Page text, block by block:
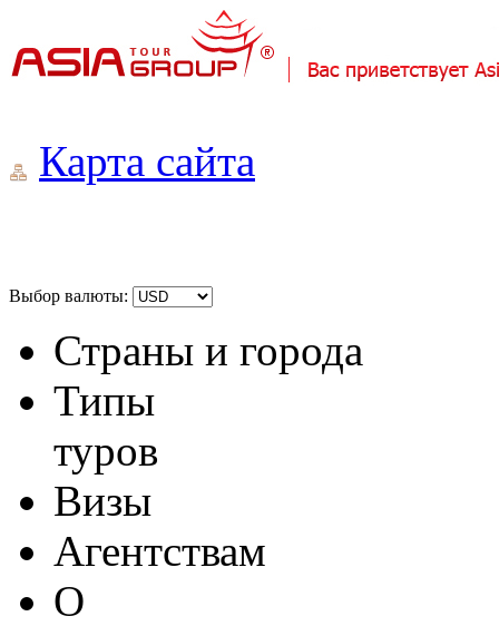
Карта сайта
Выбор валюты:
Страны и города
Типы
туров
Визы
Агентствам
О